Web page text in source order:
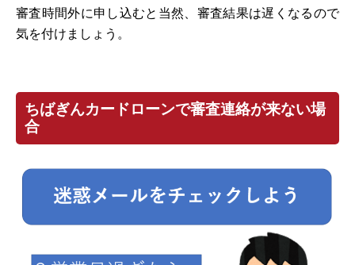
審査時間外に申し込むと当然、審査結果は遅くなるので
気を付けましょう。
ちばぎんカードローンで審査連絡が来ない場
合